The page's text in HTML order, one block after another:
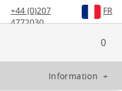
+44 (0)207
4772030
FR
0
Information +